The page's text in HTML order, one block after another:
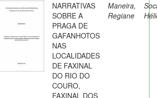
NARRATIVAS
SOBRE A
PRAGA DE
GAFANHOTOS
NAS
LOCALIDADES
DE FAXINAL
DO RIO DO
COURO,
FAXINAL DOS
Maneira,
Regiane